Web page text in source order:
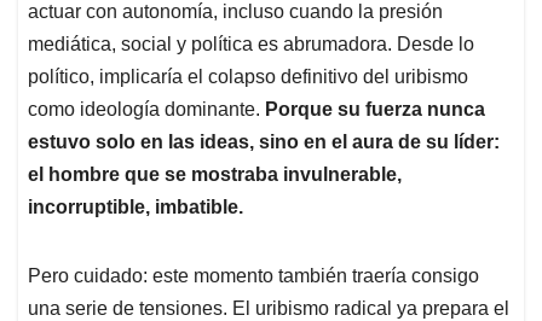
actuar con autonomía, incluso cuando la presión
mediática, social y política es abrumadora. Desde lo
político, implicaría el colapso definitivo del uribismo
como ideología dominante. Porque su fuerza nunca
estuvo solo en las ideas, sino en el aura de su líder:
el hombre que se mostraba invulnerable,
incorruptible, imbatible.
Pero cuidado: este momento también traería consigo
una serie de tensiones. El uribismo radical ya prepara el